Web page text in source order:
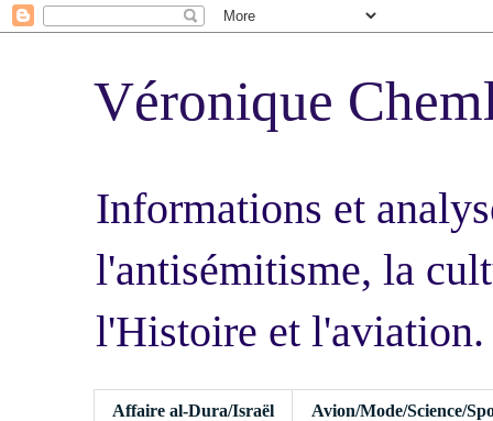
Véronique
Informations et
l'antisémitisme, la
l'Histoire et l'aviation.
Affaire al-Dura/Israël Avion/Mode/Science/